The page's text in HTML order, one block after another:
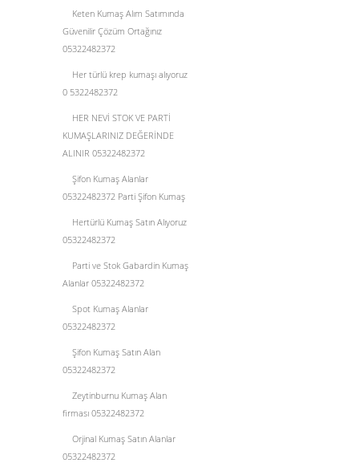
Keten Kumaş Alım Satımında
Güvenilir Çözüm Ortağınız
05322482372
Her türlü krep kumaşı alıyoruz
0 5322482372
HER NEVİ STOK VE PARTİ
KUMAŞLARINIZ DEĞERİNDE
ALINIR 05322482372
Şifon Kumaş Alanlar
05322482372 Parti Şifon Kumaş
Hertürlü Kumaş Satın Alıyoruz
05322482372
Parti ve Stok Gabardin Kumaş
Alanlar 05322482372
Spot Kumaş Alanlar
05322482372
Şifon Kumaş Satın Alan
05322482372
Zeytinburnu Kumaş Alan
firması 05322482372
Orjinal Kumaş Satın Alanlar
05322482372